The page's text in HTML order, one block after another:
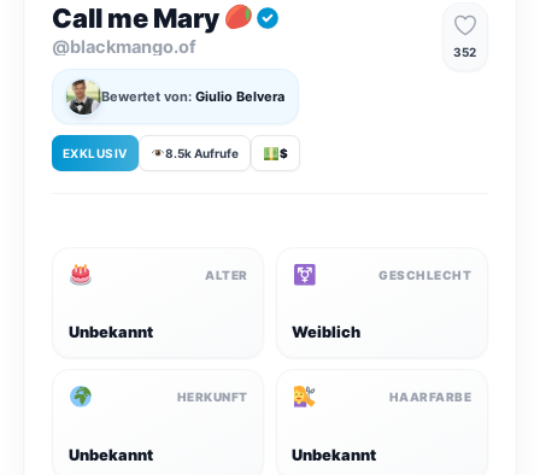
Call me Mary
@blackmango.of
Bewertet von: Giulio Belvera
EXKLUSIV 8.5k Aufrufe $
352
ALTER
Unbekannt
GESCHLECHT
Weiblich
HERKUNFT
Unbekannt
HAARFARBE
Unbekannt